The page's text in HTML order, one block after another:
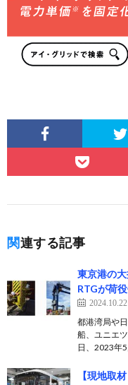
関連する記事
東京港の
RTGが荷
2024.10.22
都港湾局や
船、ユニエ
日、2023年
【現地取